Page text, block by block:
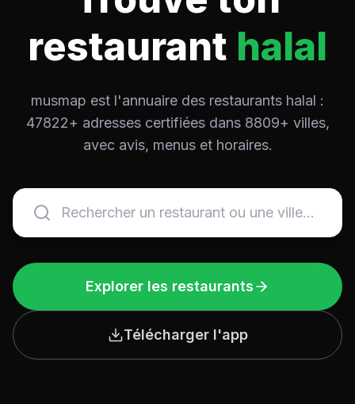
restaurant halal
musmap est l'annuaire des restaurants halal :
47822+ adresses certifiées dans 8809+ villes,
avec avis, menus et horaires.
Explorer les restaurants
Télécharger l'app